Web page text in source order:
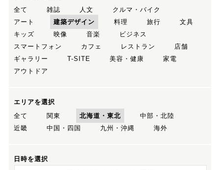
全て
雑誌 人文
クルマ・バイク
アート
建築デザイン 料理 旅行
文具
キッズ
映像 音楽
ビジネス
スマートフォン
カフェ レストラン
店舗
ギャラリー
T-SITE 美容・健康
家電
アウトドア
エリアを選択
全て
関東 北海道・東北
中部・北陸
近畿
中国・四国 九州・沖縄 海外
日時を選択